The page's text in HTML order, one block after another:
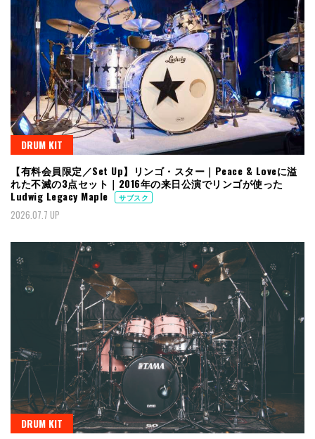
DRUM KIT
【有料会員限定／Set Up】リンゴ・スター｜Peace & Loveに溢
れた不滅の3点セット｜2016年の来日公演でリンゴが使った
Ludwig Legacy Maple
サブスク
2026.07.7 UP
DRUM KIT